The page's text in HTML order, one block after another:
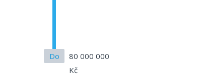
Do
80 000 000
Kč